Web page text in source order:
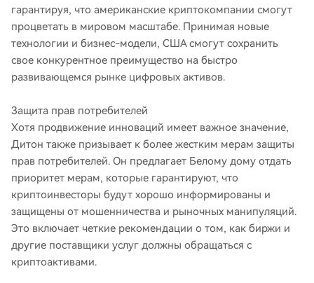
гарантируя, что американские криптокомпании смогут
процветать в мировом масштабе. Принимая новые
технологии и бизнес-модели, США смогут сохранить
свое конкурентное преимущество на быстро
развивающемся рынке цифровых активов.
Защита прав потребителей
Хотя продвижение инноваций имеет важное значение,
Дитон также призывает к более жестким мерам защиты
прав потребителей. Он предлагает Белому дому отдать
приоритет мерам, которые гарантируют, что
криптоинвесторы будут хорошо информированы и
защищены от мошенничества и рыночных манипуляций.
Это включает четкие рекомендации о том, как биржи и
другие поставщики услуг должны обращаться с
криптоактивами.